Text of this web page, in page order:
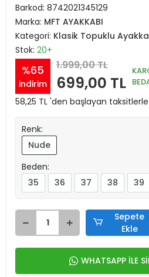
Barkod: 8742021345129
Marka: MFT AYAKKABI
Kategori: Klasik Topuklu
Stok: 20+
%65
indirim
1.999,00 TL
699,00 TL
58,25 TL 'den başlayan taksitlerle
Renk:
Nude
Beden:
35
36 37 38 39
Sepete
Ekle
WHATSAPP İLE